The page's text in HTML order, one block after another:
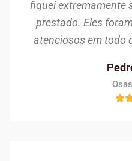
fiquei extremamente
prestado. Eles
atenciosos em todo